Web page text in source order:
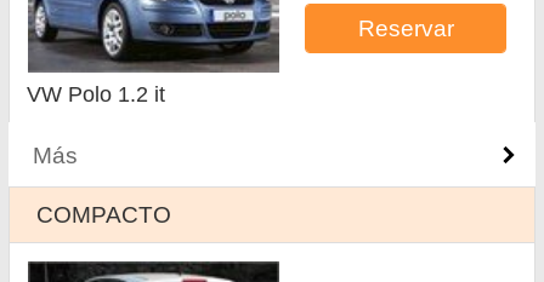
Reservar
VW Polo 1.2 it
Más
COMPACTO